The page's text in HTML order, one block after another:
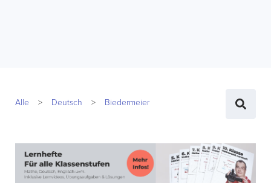
Alle Deutsch Biedermeier